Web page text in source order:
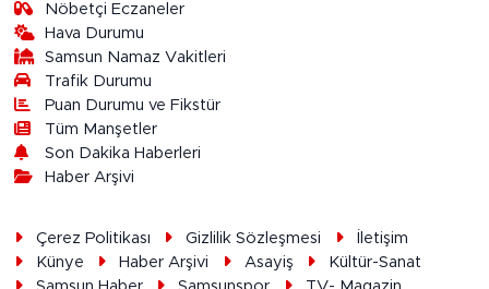
Nöbetçi Eczaneler
Hava Durumu
Samsun Namaz Vakitleri
Trafik Durumu
Puan Durumu ve Fikstür
Tüm Manşetler
Son Dakika Haberleri
Haber Arşivi
Çerez Politikası Gizlilik Sözleşmesi
İletişim
Künye
Haber Arşivi Asayiş
Kültür-Sanat